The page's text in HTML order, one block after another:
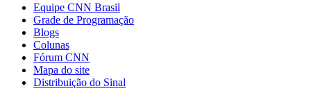
Equipe CNN Brasil
Grade de Programação
Blogs
Colunas
Fórum CNN
Mapa do site
Distribuição do Sinal